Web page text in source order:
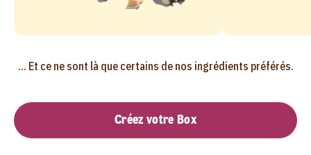
... Et ce ne sont là que certains de nos ingrédients préférés.
Créez votre Box